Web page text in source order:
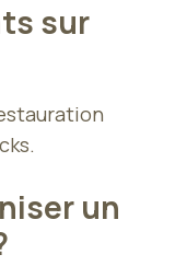
sur
un